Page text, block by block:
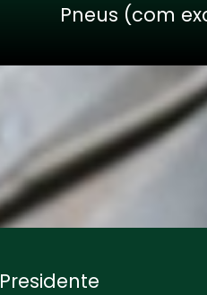
Pneus (com
Presidente